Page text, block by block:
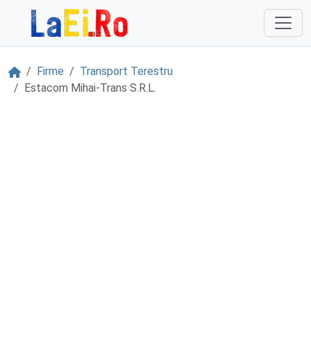
Sari la continut
AcasăFirme
Transport Terestru
Estacom Mihai-Trans S.R.L.